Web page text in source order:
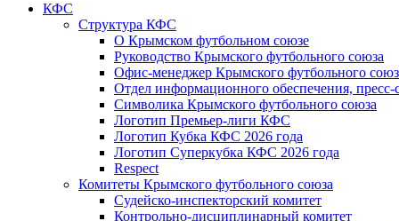
КФС
Структура КФС
О Крымском футбольном союзе
Руководство Крымского футбольного союза
Офис-менеджер Крымского футбольного
Отдел информационного обеспечения, пресс-
Символика Крымского футбольного союза
Логотип Премьер-лиги КФС
Логотип Кубка КФС 2026 года
Логотип Суперкубка КФС 2026 года
Respect
Комитеты Крымского футбольного союза
Судейско-инспекторский комитет
Контрольно-дисциплинарный комитет